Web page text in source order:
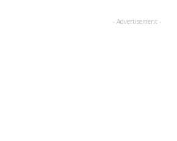
- Advertisement -